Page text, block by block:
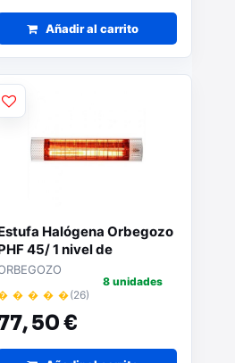
Añadir al carrito
Halógena Orbegozo
45/ 1 nivel de
2000W
� � � �(26)
50 €
8 unidades